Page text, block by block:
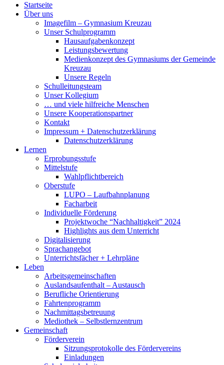
Startseite
Über uns
Imagefilm – Gymnasium Kreuzau
Unser Schulprogramm
Hausaufgabenkonzept
Leistungsbewertung
Medienkonzept des Gymnasiums der Gemeinde
Kreuzau
Unsere Regeln
Schulleitungsteam
Unser Kollegium
… und viele hilfreiche Menschen
Unsere Kooperationspartner
Kontakt
Impressum + Datenschutzerklärung
Datenschutzerklärung
Lernen
Erprobungsstufe
Mittelstufe
Wahlpflichtbereich
Oberstufe
LUPO – Laufbahnplanung
Facharbeit
Individuelle Förderung
Projektwoche “Nachhaltigkeit” 2024
Highlights aus dem Unterricht
Digitalisierung
Sprachangebot
Unterrichtsfächer + Lehrpläne
Leben
Arbeitsgemeinschaften
Auslandsaufenthalt – Austausch
Berufliche Orientierung
Fahrtenprogramm
Nachmittagsbetreuung
Mediothek – Selbstlernzentrum
Gemeinschaft
Förderverein
Sitzungsprotokolle des Fördervereins
Einladungen